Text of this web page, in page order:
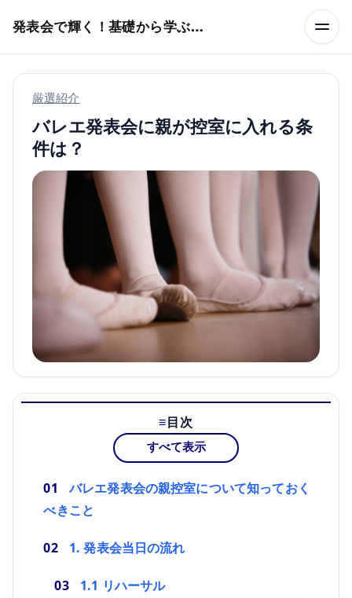
発表会で輝く！基礎から学ぶバレエ術
厳選紹介
バレエ発表会に親が控室に入れる条
件は？
目次
すべて表示
バレエ発表会の親控室について知っておく
べきこと
1. 発表会当日の流れ
1.1 リハーサル